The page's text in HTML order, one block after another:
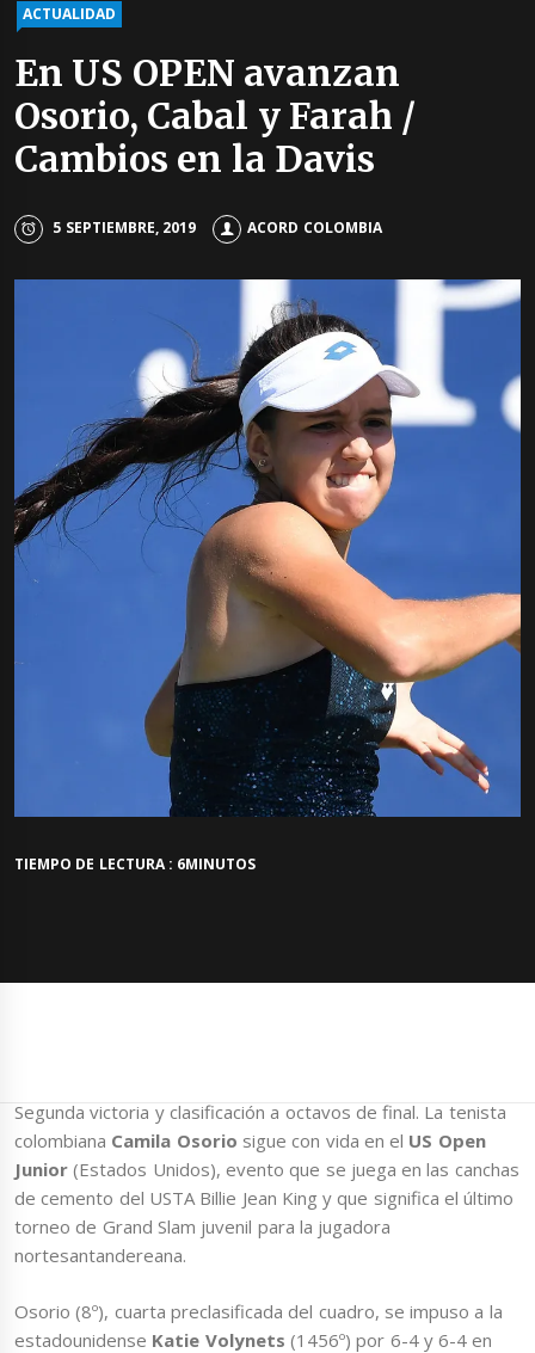
ACTUALIDAD
En US OPEN avanzan
Osorio, Cabal y Farah /
Cambios en la Davis
5 SEPTIEMBRE, 2019 ACORD COLOMBIA
TIEMPO DE LECTURA : 6MINUTOS
Segunda victoria y clasificación a octavos de final. La tenista
colombiana Camila Osorio sigue con vida en el US Open
Junior (Estados Unidos), evento que se juega en las canchas
de cemento del USTA Billie Jean King y que significa el último
torneo de Grand Slam juvenil para la jugadora
nortesantandereana.
Osorio (8º), cuarta preclasificada del cuadro, se impuso a la
estadounidense Katie Volynets (1456º) por 6-4 y 6-4 en